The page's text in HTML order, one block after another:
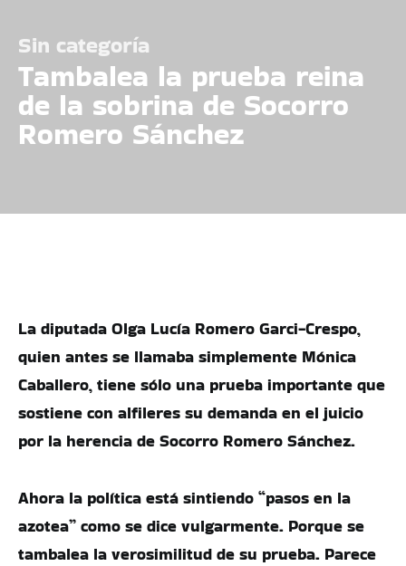
Sin categoría
Tambalea la prueba reina
de la sobrina de Socorro
Romero Sánchez
La diputada Olga Lucía Romero Garci-Crespo,
quien antes se llamaba simplemente Mónica
Caballero, tiene sólo una prueba importante que
sostiene con alfileres su demanda en el juicio
por la herencia de Socorro Romero Sánchez.
Ahora la política está sintiendo “pasos en la
azotea” como se dice vulgarmente. Porque se
tambalea la verosimilitud de su prueba. Parece